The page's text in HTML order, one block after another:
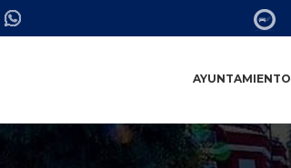
AYUNTAMIENTO